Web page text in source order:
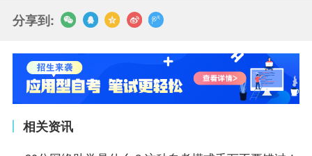
分享到:
相关资讯